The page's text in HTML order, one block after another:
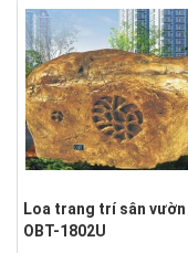
Loa trang trí sân vườn
OBT-1802U